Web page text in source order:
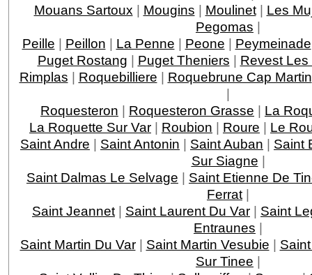
Mouans Sartoux | Mougins | Moulinet| Les
Pegomas |
Peille | Peillon | La Penne | Peone | Peymeinade
Puget Rostang | Puget Theniers | Revest
Rimplas | Roquebilliere | Roquebrune Cap Martin
|
Roquesteron | Roquesteron Grasse | La
La Roquette Sur Var | Roubion | Roure | Le
Saint Andre | Saint Antonin | Saint Auban | Saint
Sur Siagne |
Saint Dalmas Le Selvage | Saint Etienne De
Ferrat |
Saint Jeannet | Saint Laurent Du Var | Saint
Entraunes |
Saint Martin Du Var| Saint Martin Vesubie |
Sur Tinee |